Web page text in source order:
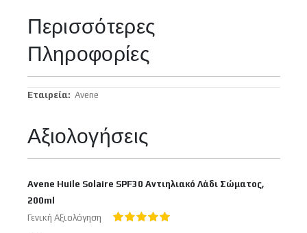
Περισσότερες
Πληροφορίες
ΠερισσότερεςAvene
Αξιολογήσεις
Avene Huile Solaire SPF30 Αντιηλιακό Λάδι Σώματος,
200ml
Γενική Αξιολόγηση